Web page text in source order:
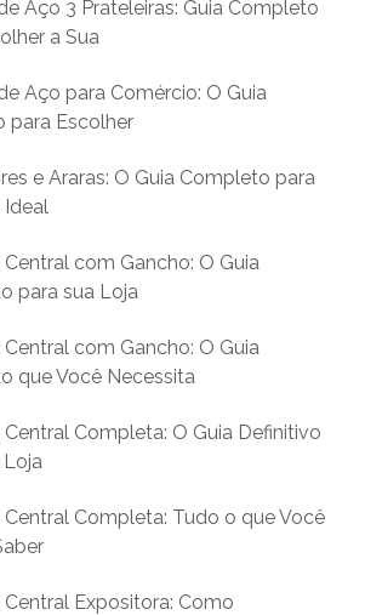
Aço 3 Prateleiras: Guia Completo
a Sua
Aço para Comércio: O Guia
para Escolher
e Araras: O Guia Completo para
Ideal
com Gancho: O Guia
para sua Loja
com Gancho: O Guia
que Você Necessita
Completa: O Guia Definitivo
Loja
Completa: Tudo o que Você
Expositora: Como